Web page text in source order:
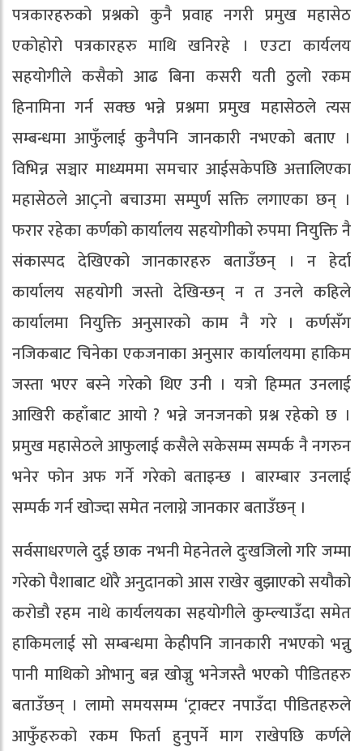
पत्रकारहरुको प्रश्नको कुनै प्रवाह नगरी प्रमुख महासेठ
एकोहोरो पत्रकारहरु माथि खनिरहे । एउटा कार्यलय
सहयोगीले कसैको आढ बिना कसरी यती ठुलो रकम
हिनामिना गर्न सक्छ भन्ने प्रश्नमा प्रमुख महासेठले त्यस
सम्बन्धमा आफुँलाई कुनैपनि जानकारी नभएको बताए ।
विभिन्न सञ्चार माध्यममा समचार आईसकेपछि अत्तालिएका
महासेठले आÇनो बचाउमा सम्पुर्ण सक्ति लगाएका छन् ।
फरार रहेका कर्णको कार्यालय सहयोगीको रुपमा नियुक्ति नै
संकास्पद देखिएको जानकारहरु बताउँछन् । न हेर्दा
कार्यालय सहयोगी जस्तो देखिन्छन् न त उनले कहिले
कार्यालमा नियुक्ति अनुसारको काम नै गरे । कर्णसँग
नजिकबाट चिनेका एकजनाका अनुसार कार्यालयमा हाकिम
जस्ता भएर बस्ने गरेको थिए उनी । यत्रो हिम्मत उनलाई
आखिरी कहाँबाट आयो ? भन्ने जनजनको प्रश्न रहेको छ ।
प्रमुख महासेठले आफुलाई कसैले सकेसम्म सम्पर्क नै नगरुन
भनेर फोन अफ गर्ने गरेको बताइन्छ । बारम्बार उनलाई
सम्पर्क गर्न खोज्दा समेत नलाग्ने जानकार बताउँछन् ।
सर्वसाधरणले दुई छाक नभनी मेहनेतले दुःखजिलो गरि जम्मा
गरेको पैशाबाट थोरै अनुदानको आस राखेर बुझाएको सयौको
करोडौ रहम नाथे कार्यलयका सहयोगीले कुम्ल्याउँदा समेत
हाकिमलाई सो सम्बन्धमा केहीपनि जानकारी नभएको भन्नु
पानी माथिको ओभानु बन्न खोज्नु भनेजस्तै भएको पीडितहरु
बताउँछन् । लामो समयसम्म ‘ट्राक्टर नपाउँदा पीडितहरुले
आफुँहरुको रकम फिर्ता हुनुपर्ने माग राखेपछि कर्णले